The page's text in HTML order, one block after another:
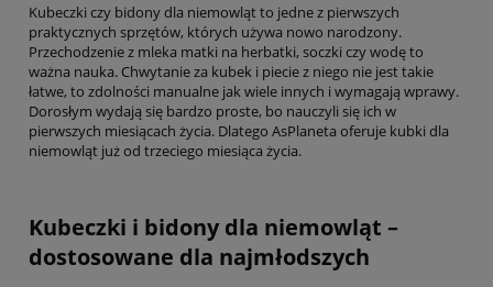
Kubeczki czy bidony dla niemowląt to jedne z pierwszych
praktycznych sprzętów, których używa nowo narodzony.
Przechodzenie z mleka matki na herbatki, soczki czy wodę to
ważna nauka. Chwytanie za kubek i piecie z niego nie jest takie
łatwe, to zdolności manualne jak wiele innych i wymagają wprawy.
Dorosłym wydają się bardzo proste, bo nauczyli się ich w
pierwszych miesiącach życia. Dlatego AsPlaneta oferuje kubki dla
niemowląt już od trzeciego miesiąca życia.
Kubeczki i bidony dla niemowląt –
dostosowane dla najmłodszych